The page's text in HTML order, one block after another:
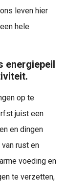
leven hier
hele
energiepeil
op te
juist een
en dingen
rust en
voeding en
te verzetten,